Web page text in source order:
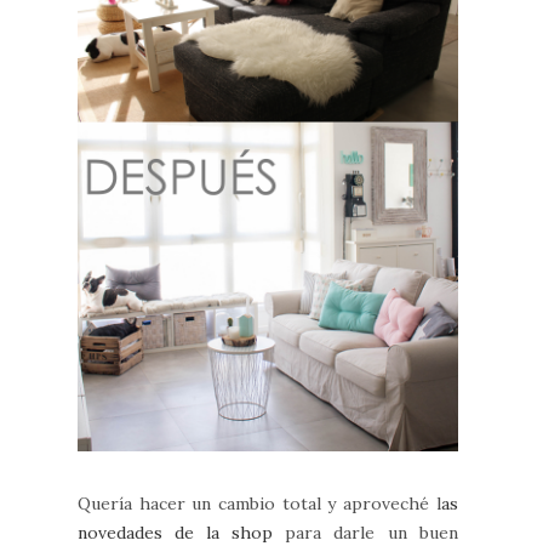
Quería hacer un cambio total y aproveché las
novedades de la shop para darle un buen